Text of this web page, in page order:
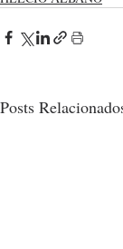
Posts